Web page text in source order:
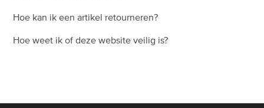
Hoe kan ik een artikel retourneren?
Hoe weet ik of deze website veilig is?